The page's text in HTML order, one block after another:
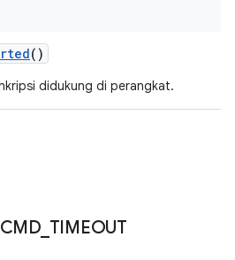
()
didukung di perangkat.
CMD_ TIMEOUT